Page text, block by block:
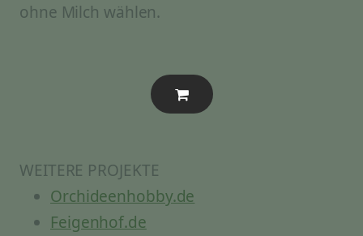
ohne Milch wählen.
WEITERE PROJEKTE
Orchideenhobby.de
Feigenhof.de